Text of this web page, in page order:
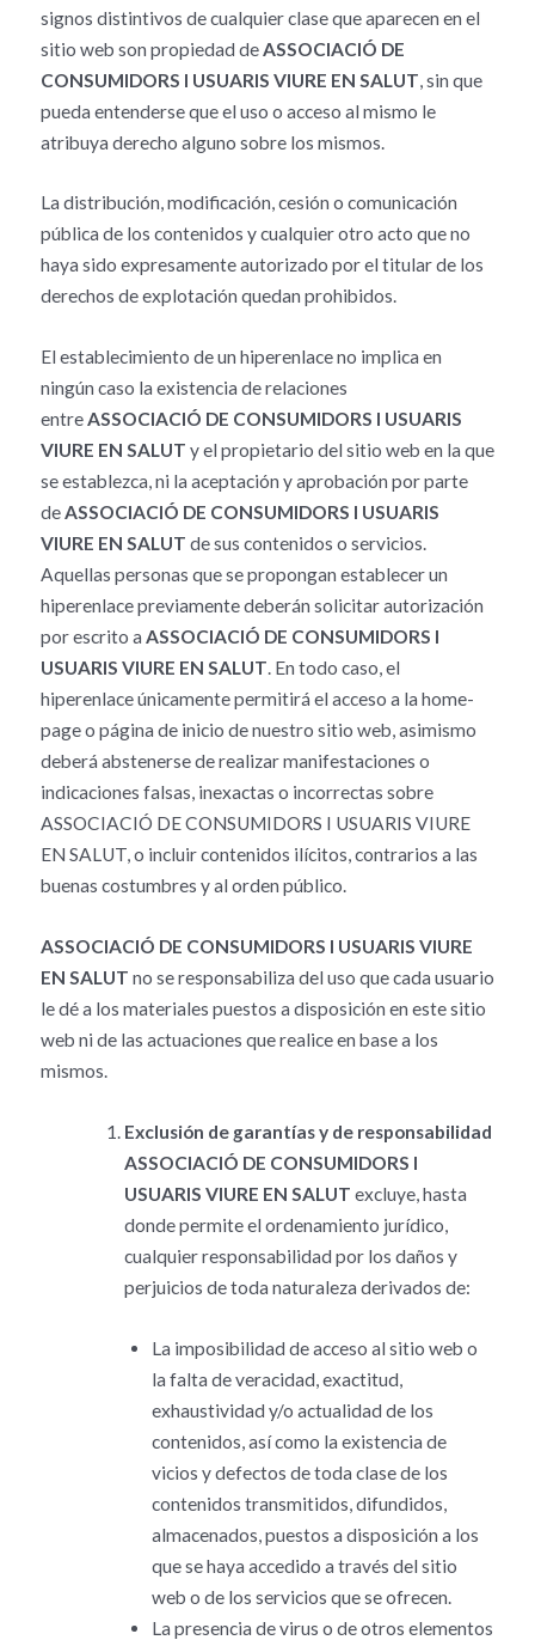
signos distintivos de cualquier clase que aparecen en el
sitio web son propiedad de ASSOCIACIÓ DE
CONSUMIDORS I USUARIS VIURE EN SALUT , sin que
pueda entenderse que el uso o acceso al mismo le
atribuya derecho alguno sobre los mismos.
La distribución, modificación, cesión o comunicación
pública de los contenidos y cualquier otro acto que no
haya sido expresamente autorizado por el titular de los
derechos de explotación quedan prohibidos.
El establecimiento de un hiperenlace no implica en
ningún caso la existencia de relaciones
entreASSOCIACIÓ DE CONSUMIDORS I USUARIS
VIURE EN SALUT y el propietario del sitio web en la que
se establezca, ni la aceptación y aprobación por parte
deASSOCIACIÓ DE CONSUMIDORS I USUARIS
VIURE EN SALUT de sus contenidos o servicios.
Aquellas personas que se propongan establecer un
hiperenlace previamente deberán solicitar autorización
por escrito a ASSOCIACIÓ DE CONSUMIDORS I
USUARIS VIURE EN SALUT. En todo caso, el
hiperenlace únicamente permitirá el acceso a la home-
page o página de inicio de nuestro sitio web, asimismo
deberá abstenerse de realizar manifestaciones o
indicaciones falsas, inexactas o incorrectas sobre
ASSOCIACIÓ DE CONSUMIDORS I USUARIS VIURE
EN SALUT, o incluir contenidos ilícitos, contrarios a las
buenas costumbres y al orden público.
ASSOCIACIÓ DE CONSUMIDORS I USUARIS VIURE
EN SALUT no se responsabiliza del uso que cada usuario
le dé a los materiales puestos a disposición en este sitio
web ni de las actuaciones que realice en base a los
mismos.
Exclusión de garantías y de responsabilidad
ASSOCIACIÓ DE CONSUMIDORS I
USUARIS VIURE EN SALUT excluye, hasta
donde permite el ordenamiento jurídico,
cualquier responsabilidad por los daños y
perjuicios de toda naturaleza derivados de:
La imposibilidad de acceso al sitio web o
la falta de veracidad, exactitud,
exhaustividad y/o actualidad de los
contenidos, así como la existencia de
vicios y defectos de toda clase de los
contenidos transmitidos, difundidos,
almacenados, puestos a disposición a los
que se haya accedido a través del sitio
web o de los servicios que se ofrecen.
La presencia de virus o de otros elementos